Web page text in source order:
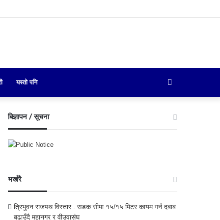
यस्तो पनि
बिज्ञापन / सूचना
भर्खरै
त्रिभुवन राजपथ विस्तार : सडक सीमा १५/१५ मिटर कायम गर्न दबाब
बढाउँदै महानगर र वीउवासंघ